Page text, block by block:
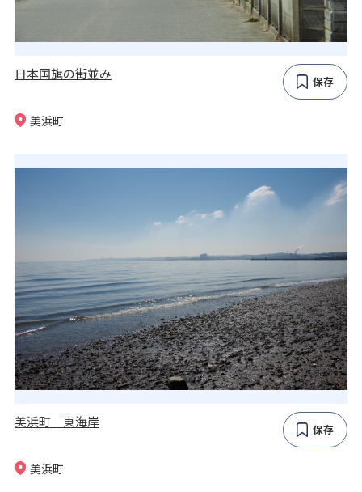
日本国旗の街並み 保存
美浜町
美浜町 東海岸 保存
美浜町